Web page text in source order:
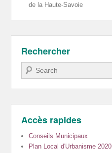
de la Haute-Savoie
Rechercher
Recherche
Accès rapides
Conseils Municipaux
Plan Local d'Urbanisme 2020